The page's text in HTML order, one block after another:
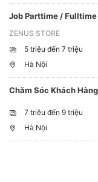
ZENUS STORE
5 triệu đến 7 triệu
Hà Nội
Chăm Sóc Khách
7 triệu đến 9 triệu
Hà Nội